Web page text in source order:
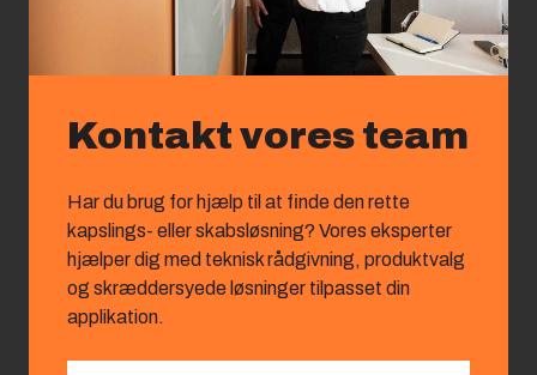
Kontakt vores team
Har du brug for hjælp til at finde den rette
kapslings‑ eller skabsløsning? Vores eksperter
hjælper dig med teknisk rådgivning, produktvalg
og skræddersyede løsninger tilpasset din
applikation.